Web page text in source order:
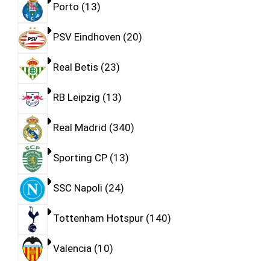
Porto 13
PSV Eindhoven 20
Real Betis 23
RB Leipzig 13
Real Madrid 340
Sporting CP 13
SSC Napoli 24
Tottenham Hotspur 140
Valencia 10